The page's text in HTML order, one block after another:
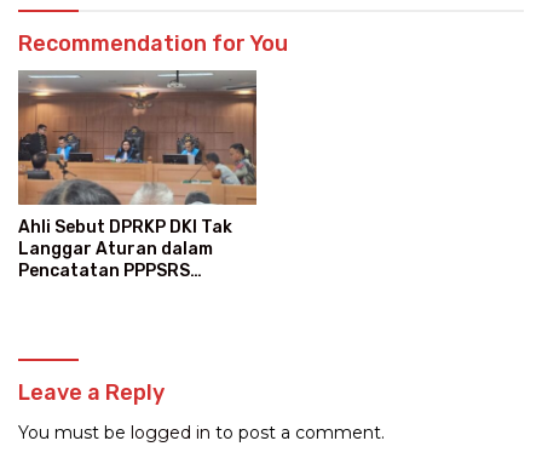
Recommendation for You
Ahli Sebut DPRKP DKI Tak
Langgar Aturan dalam
Pencatatan PPPSRS
Leave a Reply
You must be logged in to post a comment.